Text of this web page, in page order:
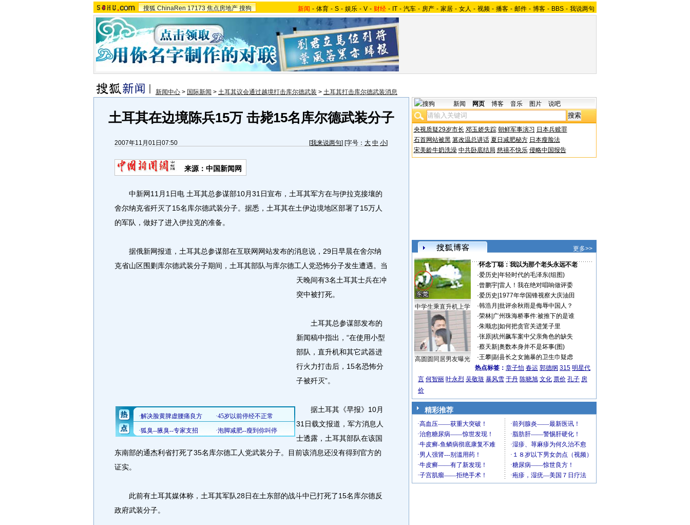
搜狐 ChinaRen 17173 焦点房地产 搜狗 新闻 - 体育 - S - 娱乐 - V - 财经 - IT - 汽车 - 房产 - 家居 - 女人 - 视频 - 播客 - 邮件 - 博客 - BBS - 我说两句
新闻中心 > 国际新闻 > 土耳其议会通过越境打击库尔德武装 > 土耳其打击库尔德武装消息
土耳其在边境陈兵15万 击毙15名库尔德武装分子
2007年11月01日07:50 [我来说两句] [字号： 大 中 小]
来源：中国新闻网
中新网11月1日电 土耳其总参谋部10月31日宣布，土耳其军方在与伊拉克接壤的
舍尔纳克省歼灭了15名库尔德武装分子。据悉，土耳其在土伊边境地区部署了15万人
的军队，做好了进入伊拉克的准备。
据俄新网报道，土耳其总参谋部在互联网网站发布的消息说，29日早晨在舍尔纳
克省山区围剿库尔德武装分子期间，土耳其部队与库尔德工人党恐怖分子发生遭遇。 当
天晚间有3名土耳其士兵在冲
突中被打死。
土耳其总参谋部发布的
新闻稿中指出，“在使用小型
部队，直升机和其它武器进
行火力打击后，15名恐怖分
子被歼灭”。
据土耳其《早报》10月
31日载文报道，军方消息人
士透露，土耳其部队在该国
东南部的通杰利省打死了35名库尔德工人党武装分子。目前该消息还没有得到官方的
证实。
此前有土耳其媒体称，土耳其军队28日在土东部的战斗中已打死了15名库尔德反
政府武装分子。
新闻 网页 博客 音乐 图片 说吧
央视质疑29岁市长 邓玉娇失踪 朝鲜军事演习 日本兵赎罪
石首网站被黑 篡改温总讲话 夏日减肥秘方 日本瘦脸法
宋美龄牛奶洗澡 中共卧底结局 慈禧不快乐 侵略中国报告
更多>>
中学生乘直升机上学
高圆圆同居男友曝光
·怀念丁聪：我以为那个老头永远不老
·爱历史 年轻时代的毛泽东(组图)
·曾鹏宇| 雷人！我在绝对唱响做评委
·爱历史 1977年华国锋视察大庆油田
·韩浩月 批评余秋雨是侮辱中国人？
·荣林| 广州珠海桥事件:被推下的是谁
·朱顺忠 如何把贪官关进笼子里
·张原| 杭州飙车案中父亲角色的缺失
·蔡天新| 奥数本身并不是坏事(图)
·王攀| 副县长之女施暴的卫生巾疑虑
热点标签： 章子怡 春运 郭德纲 315 明星代
言 何智丽 叶永烈 吴敬琏 暴风雪 于丹 陈晓旭 文化 票价 孔子 房
价
精彩推荐